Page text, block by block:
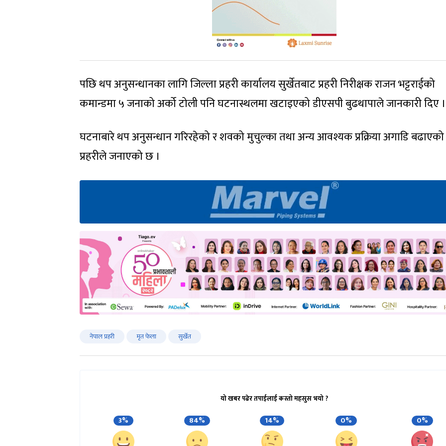
पछि थप अनुसन्धानका लागि जिल्ला प्रहरी कार्यालय सुर्खेतबाट प्रहरी निरीक्षक राजन भट्टराईको
कमान्डमा ५ जनाको अर्को टोली पनि घटनास्थलमा खटाइएको डीएसपी बुढथापाले जानकारी दिए ।
घटनाबारे थप अनुसन्धान गरिरहेको र शवको मुचुल्का तथा अन्य आवश्यक प्रक्रिया अगाडि बढाएको
प्रहरीले जनाएको छ ।
नेपाल प्रहरी मृत फेला सुर्खेत
यो खबर पढेर तपाईलाई कस्तो महसुस भयो ?
3% 84% 14% 0% 0%